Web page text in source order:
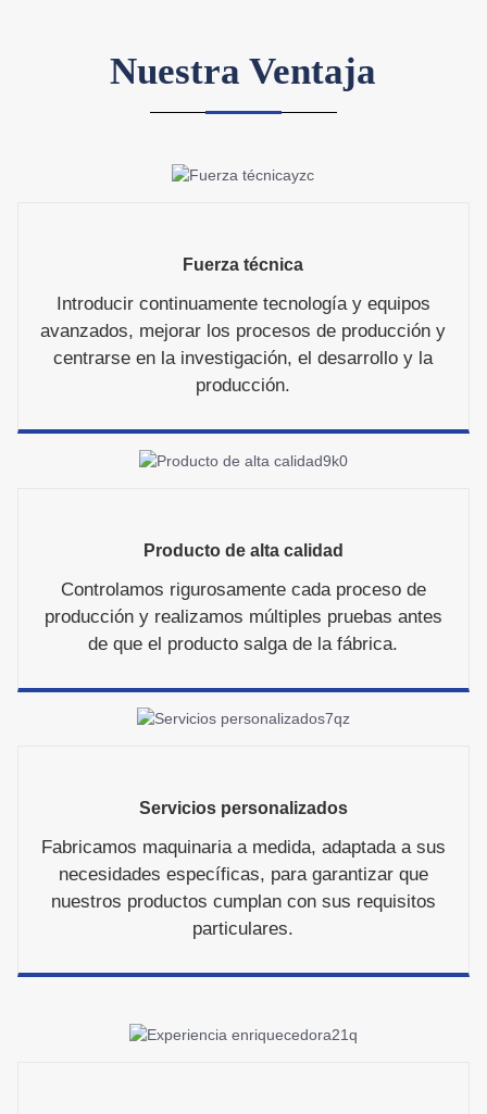
Nuestra Ventaja
Fuerza técnica
Introducir continuamente tecnología y equipos
avanzados, mejorar los procesos de producción y
centrarse en la investigación, el desarrollo y la
producción.
Producto de alta calidad
Controlamos rigurosamente cada proceso de
producción y realizamos múltiples pruebas antes
de que el producto salga de la fábrica.
Servicios personalizados
Fabricamos maquinaria a medida, adaptada a sus
necesidades específicas, para garantizar que
nuestros productos cumplan con sus requisitos
particulares.